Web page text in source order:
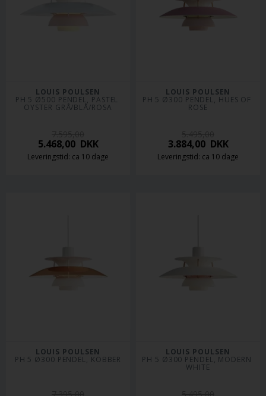
LOUIS POULSEN
PH 5 Ø500 PENDEL, PASTEL
OYSTER GRÅ/BLÅ/ROSA
5.468,00DKK
Leveringstid: ca 10 dage
LOUIS POULSEN
PH 5 Ø300 PENDEL, HUES OF
ROSE
3.884,00DKK
Leveringstid: ca 10 dage
LOUIS POULSEN
PH 5 Ø300 PENDEL, KOBBER
LOUIS POULSEN
PH 5 Ø300 PENDEL, MODERN
WHITE